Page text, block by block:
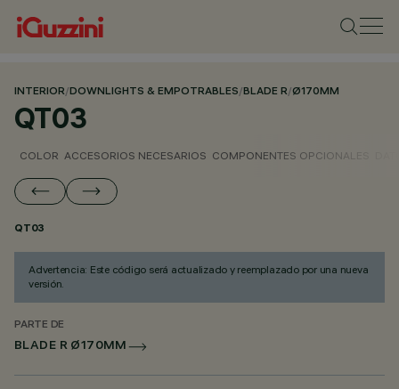
INTERIOR/DOWNLIGHTS & EMPOTRABLES/BLADE R/Ø170MM
QT03
COLOR ACCESORIOS NECESARIOS COMPONENTES OPCIONALES
QT03
Advertencia: Este código será actualizado y reemplazado por una nueva
versión.
PARTE DE
BLADE R Ø170MM